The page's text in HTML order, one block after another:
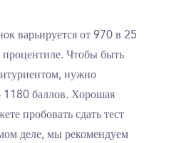
варьируется от 970 в 25
Чтобы быть
нужно
1180 баллов. Хорошая
пробовать сдать тест
деле, мы рекомендуем